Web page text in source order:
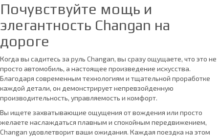
Почувствуйте мощь и
элегантность Changan на
дороге
Когда вы садитесь за руль Changan, вы сразу ощущаете, что это не
просто автомобиль, а настоящее произведение искусства.
Благодаря современным технологиям и тщательной проработке
каждой детали, он демонстрирует непревзойденную
производительность, управляемость и комфорт.
Вы ищете захватывающие ощущения от вождения или просто
желаете наслаждаться плавным и спокойным передвижением,
Changan удовлетворит ваши ожидания. Каждая поездка на этом